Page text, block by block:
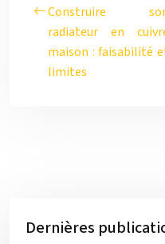
Construire
radiateur en
maison : faisabilité
limites
Dernières